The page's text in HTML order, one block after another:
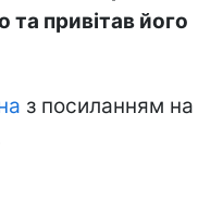
привітав його
з посиланням на